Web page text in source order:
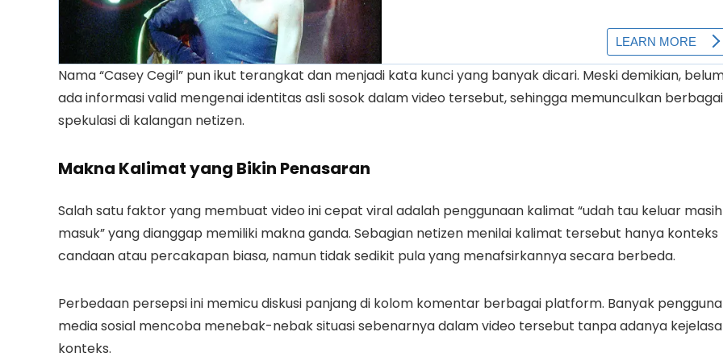
Nama “Casey Cegil” pun ikut terangkat dan menjadi kata kunci yang banyak dicari. Meski demikian,
ada informasi valid mengenai identitas asli sosok dalam video tersebut, sehingga memunculkan berbagai
spekulasi di kalangan netizen.
Makna Kalimat yang Bikin Penasaran
Salah satu faktor yang membuat video ini cepat viral adalah penggunaan kalimat “udah tau keluar masih
masuk” yang dianggap memiliki makna ganda. Sebagian netizen menilai kalimat tersebut hanya konteks
candaan atau percakapan biasa, namun tidak sedikit pula yang menafsirkannya secara berbeda.
Perbedaan persepsi ini memicu diskusi panjang di kolom komentar berbagai platform. Banyak pengguna
media sosial mencoba menebak-nebak situasi sebenarnya dalam video tersebut tanpa adanya
konteks.